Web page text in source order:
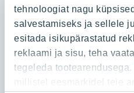
tehnoloogiat nagu
salvestamiseks ja sellele
esitada isikupärastatud
reklaami ja sisu, teha
tegeleda
Ettevõttest
Ettevõttest
YIT Group